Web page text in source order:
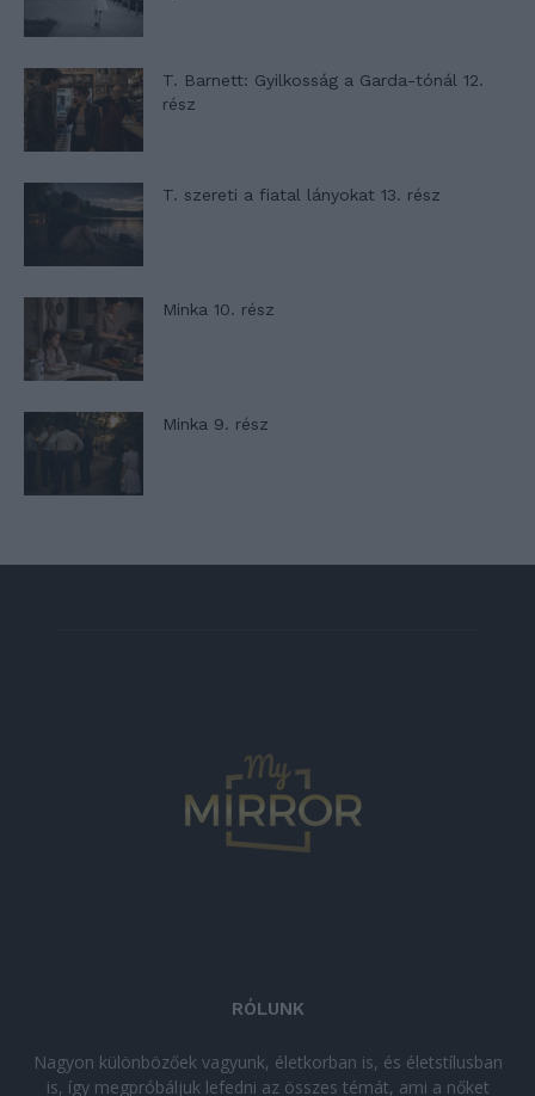
T. Barnett: Gyilkosság a Garda-tónál 12.
rész
T. szereti a fiatal lányokat 13. rész
Minka 10. rész
Minka 9. rész
RÓLUNK
Nagyon különbözőek vagyunk, életkorban is, és életstílusban
is, így megpróbáljuk lefedni az összes témát, ami a nőket